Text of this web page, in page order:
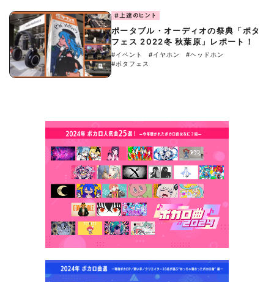
#上達のヒント
ポータブル・オーディオの祭典「ポタ
フェス 2022冬 秋葉原」レポート！
#イベント #イヤホン
#ヘッドホン
#ポタフェス